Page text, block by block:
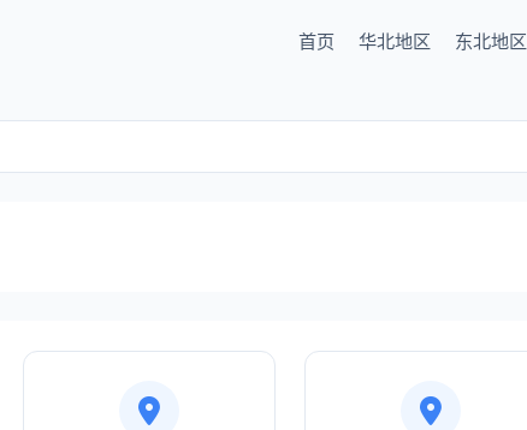
首页 华北地区 东北地区